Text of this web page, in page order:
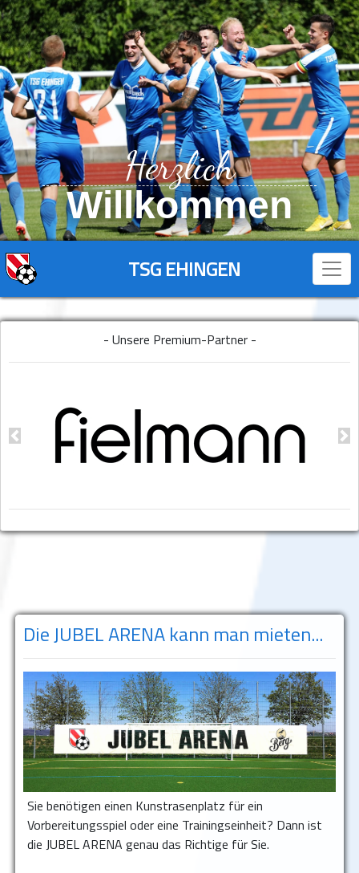
Herzlich
Willkommen
TSG EHINGEN
- Unsere Premium-Partner -
Previous
Die JUBEL ARENA kann man mieten...
Sie benötigen einen Kunstrasenplatz für ein
Vorbereitungsspiel oder eine Trainingseinheit? Dann ist
die JUBEL ARENA genau das Richtige für Sie.